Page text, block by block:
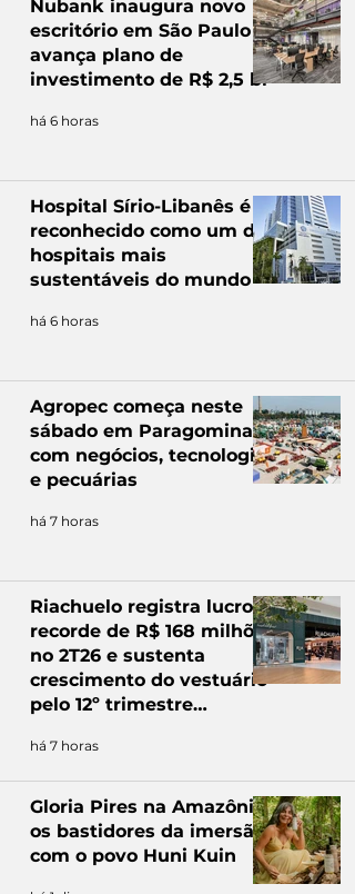
Nubank inaugura novo
escritório em São Paulo e
avança plano de
investimento de R$ 2,5 bi
há 6 horas
Hospital Sírio-Libanês é
reconhecido como um dos
hospitais mais
sustentáveis do mundo
há 6 horas
Agropec começa neste
sábado em Paragominas,
com negócios, tecnologia
e pecuárias
há 7 horas
Riachuelo registra lucro
recorde de R$ 168 milhões
no 2T26 e sustenta
crescimento do vestuário
pelo 12º trimestre
há 7 horas
Gloria Pires na Amazônia:
os bastidores da imersão
com o povo Huni Kuin